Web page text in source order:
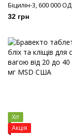
Біцилін-3, 600 000 ОД
32 грн
Хіт
Акція